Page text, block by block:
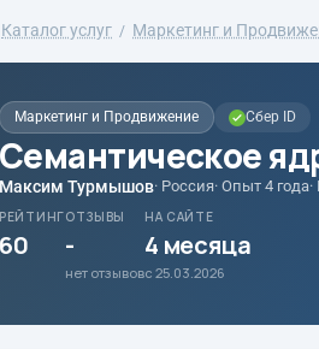
Каталог услуг Маркетинг и
Маркетинг и Продвижение Сбер ID
Семантическое
Максим Турмышов· Россия· Опыт 4 года
РЕЙТИНГ
60
ОТЗЫВЫ
-
нет отзывов
НА САЙТЕ
4 месяца
с 25.03.2026